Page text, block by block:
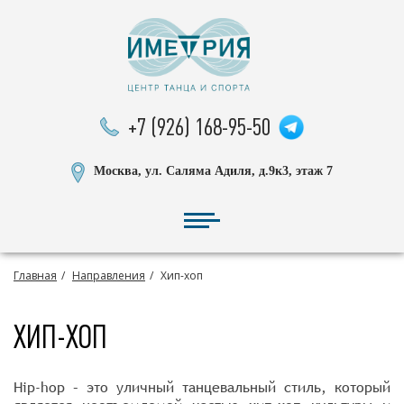
+7 (926) 168-95-50
Москва, ул. Саляма Адиля, д.9к3, этаж 7
Главная Направления Хип-хоп
ХИП-ХОП
Hip-hop – это уличный танцевальный стиль, который